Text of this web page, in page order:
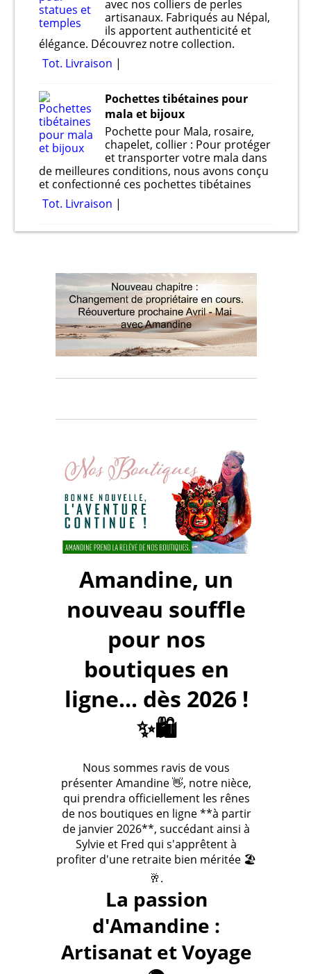
avec nos colliers de perles
artisanaux. Fabriqués au Népal,
ils apportent authenticité et
élégance. Découvrez notre collection.
Tot. Livraison
Pochettes tibétaines pour
mala et bijoux
Pochette pour Mala, rosaire,
chapelet, collier : Pour protéger
et transporter votre mala dans
de meilleures conditions, nous avons conçu
et confectionné ces pochettes tibétaines
Tot. Livraison
Amandine, un
nouveau souffle
pour nos
boutiques en
ligne... dès 2026 !
✨🛍️
Nous sommes ravis de vous
présenter Amandine 👋, notre nièce,
qui prendra officiellement les rênes
de nos boutiques en ligne **à partir
de janvier 2026**, succédant ainsi à
Sylvie et Fred qui s'apprêtent à
profiter d'une retraite bien méritée 🏖️
🥂.
La passion
d'Amandine :
Artisanat et Voyage